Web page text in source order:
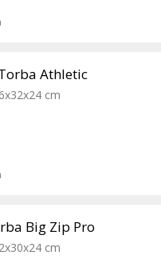
Athletic
cm
Big Zip Pro
cm